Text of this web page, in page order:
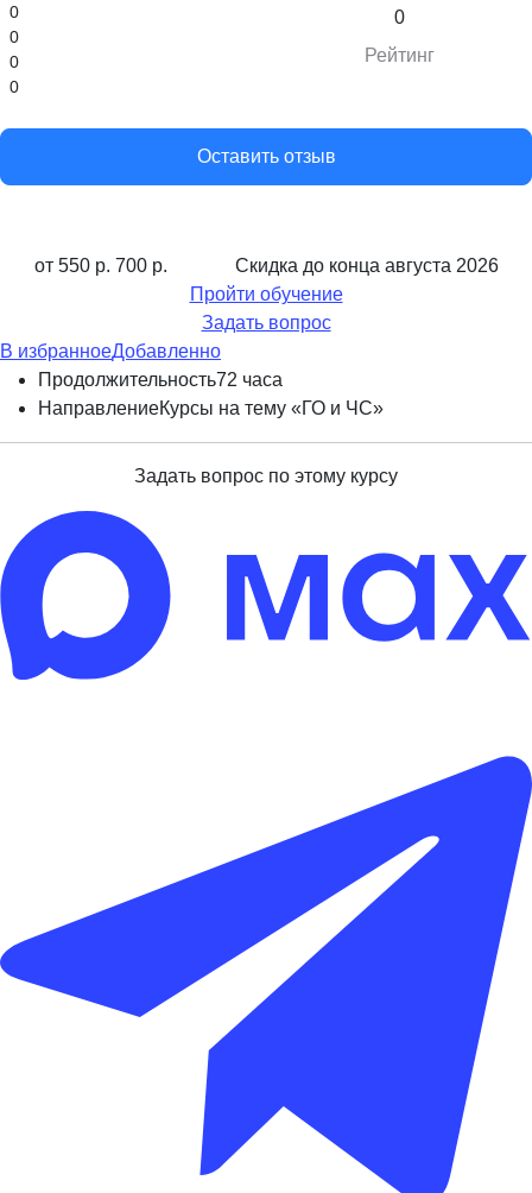
0
0
0
0
0
Рейтинг
Оставить отзыв
от 550 р. 700 р. Скидка до конца августа 2026
Пройти обучение
Задать вопрос
В избранноеДобавленно
Продолжительность72 часа
НаправлениеКурсы на тему «ГО и ЧС»
Задать вопрос по этому курсу